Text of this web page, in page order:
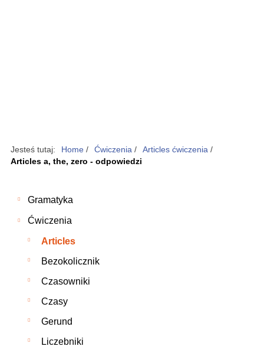
Jesteś tutaj: Home / Ćwiczenia / Articles ćwiczenia /
Articles a, the, zero - odpowiedzi
Gramatyka
Ćwiczenia
Articles
Bezokolicznik
Czasowniki
Czasy
Gerund
Liczebniki